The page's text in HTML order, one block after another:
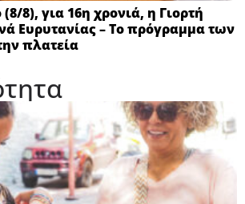
8), για 16η χρονιά, η Γιορτή
Ευρυτανίας – Το πρόγραμμα των
πλατεία